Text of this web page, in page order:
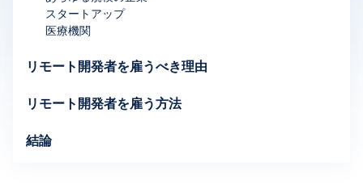
スタートアップ
医療機関
リモート開発者を雇うべき理由
リモート開発者を雇う方法
結論